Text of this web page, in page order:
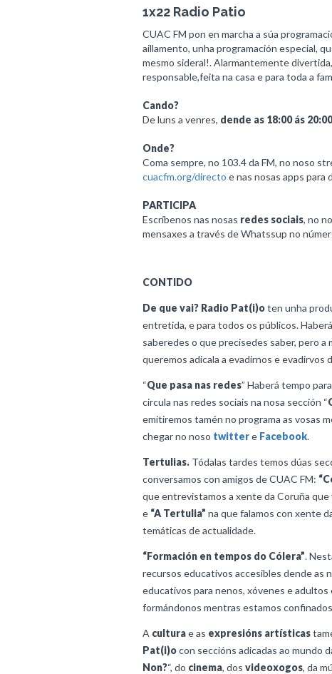
1x22 Radio Patio
CUAC FM pon en marcha a súa
aillamento, unha programación especial,
mesmo sideral!. Alarmantemente
responsable,feita na casa e para toda a
Cando?
De luns a venres, dende as 18:00 ás
Onde?
Coma sempre, no 103.4 da FM, no noso
cuacfm.org/directo e nas nosas apps para
PARTICIPA
Escríbenos nas nosas redes sociais, no
mensaxes a través de Whatssup no
CONTIDO
De que vai? Radio Pat(i)oten unha
entretida, e para todos os públicos.
saberedes o que precisedes saber, pero a
queremos adicala a evadirnos e evadirvos
“Que pasa nas redes” Haberá tempo
circula nas redes sociais na nosa sección “
emitiremos tamén no programa as vosas
chegar no noso twittere Facebook.
Tertulias. Tódalas tardes temos dúas
conversamos con amigos de CUAC FM:
que entrevistamos a xente da Coruña
e “A Tertulia” na que falamos con xente
temáticas de actualidade.
“Formación en tempos do Cólera”.
recursos educativos accesibles dende as
educativos para nenos, xóvenes e
formándonos mentras estamos
A culturae as expresións artísticas
Pat(i)ocon seccións adicadas ao mundo
Non?“, do cinema, dos videoxogos, da